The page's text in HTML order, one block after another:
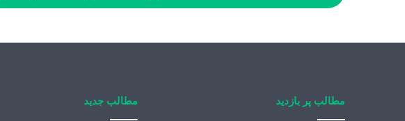
مطالب پر بازدید مطالب جدید